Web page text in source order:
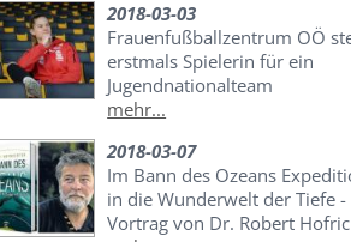
2018-03-03
Frauenfußballzentrum OÖ
erstmals Spielerin für ein
Jugendnationalteam
mehr...
2018-03-07
Im Bann des Ozeans
in die Wunderwelt der Tiefe -
Vortrag von Dr. Robert